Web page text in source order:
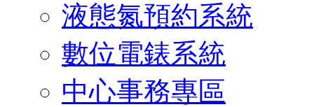
液態氮預約系統
數位電錶系統
中心事務專區